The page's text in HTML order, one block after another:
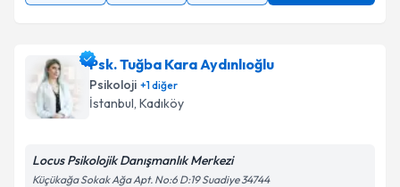
Psk. Tuğba Kara Aydınlıoğlu
Psikoloji +1diğer
İstanbul, Kadıköy
Locus Psikolojik Danışmanlık Merkezi
Küçükağa Sokak Ağa Apt. No:6 D:19 Suadiye 34744